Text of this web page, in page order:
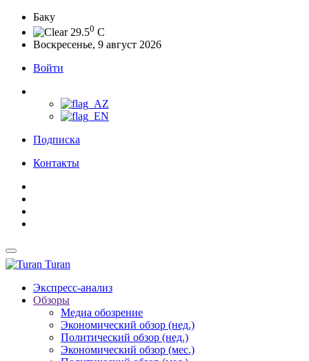
Баку
29.50 C
Воскресенье, 9 август 2026
Войти
Подписка
Контакты
Turan
Экспресс-анализ
Обзоры
Медиа обозрение
Экономический обзор (нед.)
Политический обзор (нед.)
Экономический обзор (мес.)